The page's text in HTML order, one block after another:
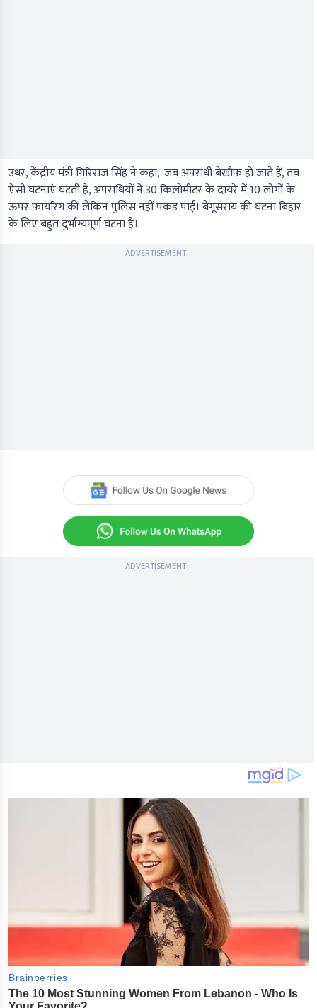
उधर, केंद्रीय मंत्री गिरिराज सिंह ने कहा, 'जब अपराधी बेखौफ हो जाते हैं, तब
ऐसी घटनाएं घटती हैं, अपराधियों ने 30 किलोमीटर के दायरे में 10 लोगों के
ऊपर फायरिंग की लेकिन पुलिस नहीं पकड़ पाई। बेगूसराय की घटना बिहार
के लिए बहुत दुर्भाग्यपूर्ण घटना है।'
ADVERTISEMENT
ADVERTISEMENT